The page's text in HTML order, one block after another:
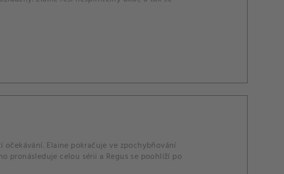
očekávání. Elaine pokračuje ve zpochybňování
pronásleduje celou sérii a Regus se poohlíží po